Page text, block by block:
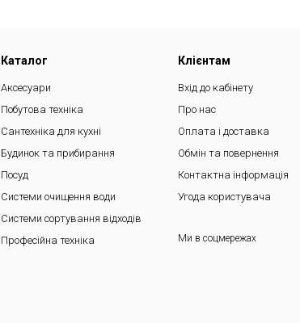
Каталог
Аксесуари
Побутова техніка
Сантехніка для кухні
Будинок та прибирання
Посуд
Системи очищення води
Системи сортування відходів
Професійна техніка
Клієнтам
Вхід до кабінету
Про нас
Оплата і доставка
Обмін та повернення
Контактна інформація
Угода користувача
Ми в соцмережах